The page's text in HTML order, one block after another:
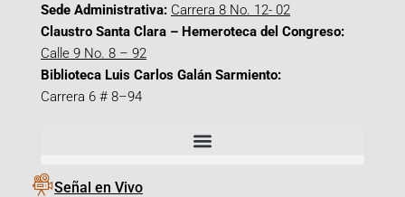
Sede Administrativa: Carrera 8 No. 12- 02
Claustro Santa Clara – Hemeroteca del Congreso:
Calle 9 No. 8 – 92
Biblioteca Luis Carlos Galán Sarmiento:
Carrera 6 # 8–94
Señal en Vivo